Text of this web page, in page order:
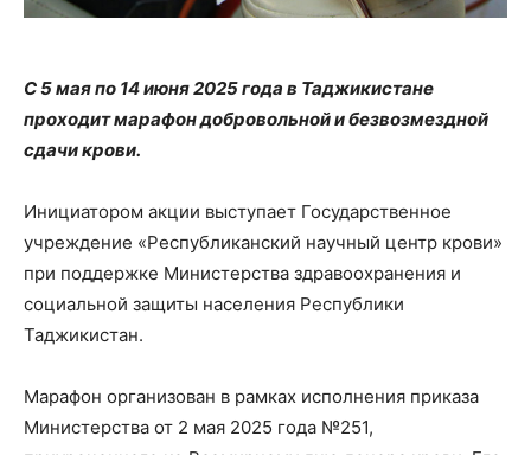
С 5 мая по 14 июня 2025 года в Таджикистане
проходит марафон добровольной и безвозмездной
сдачи крови.
Инициатором акции выступает Государственное
учреждение «Республиканский научный центр крови»
при поддержке Министерства здравоохранения и
социальной защиты населения Республики
Таджикистан.
Марафон организован в рамках исполнения приказа
Министерства от 2 мая 2025 года №251,